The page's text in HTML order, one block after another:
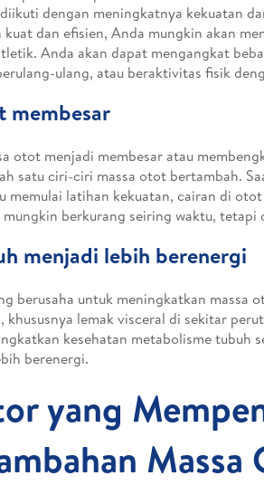
dengan meningkatnya kekuatan
dan efisien, Anda mungkin akan
Anda akan dapat mengangkat
ulang, atau beraktivitas fisik
membesar
otot menjadi membesar atau
satu ciri-ciri massa otot bertambah.
memulai latihan kekuatan, cairan di
berkurang seiring waktu, tetapi
menjadi lebih berenergi
berusaha untuk meningkatkan massa
khususnya lemak visceral di sekitar
kesehatan metabolisme tubuh
berenergi.
yang